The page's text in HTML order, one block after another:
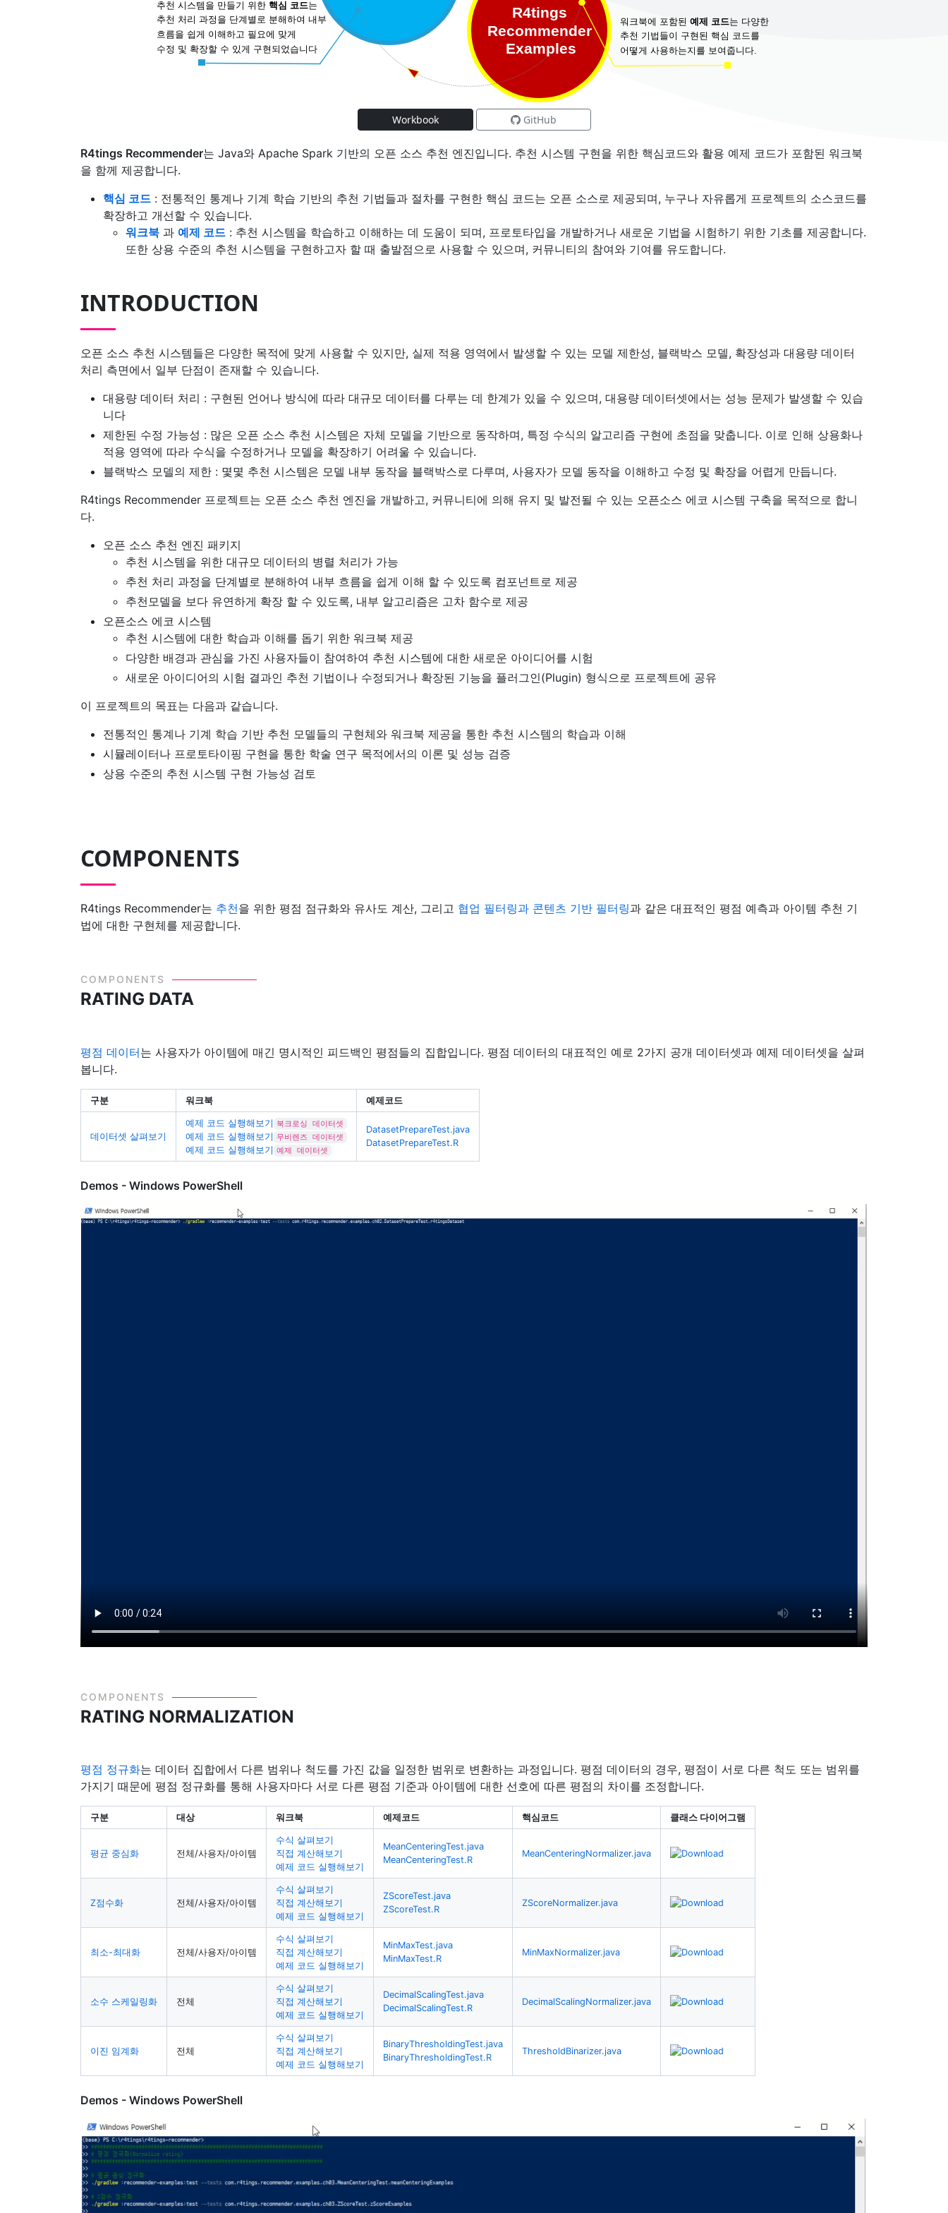
Workbook GitHub
R4tings Recommender는 Java와 Apache Spark 기반의 오픈 소스 추천 엔진입니다. 추천 시스템 구현을 위한 핵심코드와 활용 예제 코드가 포함된 워크북
을 함께 제공합니다.
핵심 코드 : 전통적인 통계나 기계 학습 기반의 추천 기법들과 절차를 구현한 핵심 코드는 오픈 소스로 제공되며, 누구나 자유롭게 프로젝트의 소스코드를
확장하고 개선할 수 있습니다.
워크북 과 예제 코드 : 추천 시스템을 학습하고 이해하는 데 도움이 되며, 프로토타입을 개발하거나 새로운 기법을 시험하기 위한 기초를 제공합니다.
또한 상용 수준의 추천 시스템을 구현하고자 할 때 출발점으로 사용할 수 있으며, 커뮤니티의 참여와 기여를 유도합니다.
INTRODUCTION
오픈 소스 추천 시스템들은 다양한 목적에 맞게 사용할 수 있지만, 실제 적용 영역에서 발생할 수 있는 모델 제한성, 블랙박스 모델, 확장성과 대용량 데이터
처리 측면에서 일부 단점이 존재할 수 있습니다.
대용량 데이터 처리 : 구현된 언어나 방식에 따라 대규모 데이터를 다루는 데 한계가 있을 수 있으며, 대용량 데이터셋에서는 성능 문제가 발생할 수 있습
니다
제한된 수정 가능성 : 많은 오픈 소스 추천 시스템은 자체 모델을 기반으로 동작하며, 특정 수식의 알고리즘 구현에 초점을 맞춥니다. 이로 인해 상용화나
적용 영역에 따라 수식을 수정하거나 모델을 확장하기 어려울 수 있습니다.
블랙박스 모델의 제한 : 몇몇 추천 시스템은 모델 내부 동작을 블랙박스로 다루며, 사용자가 모델 동작을 이해하고 수정 및 확장을 어렵게 만듭니다.
R4tings Recommender 프로젝트는 오픈 소스 추천 엔진을 개발하고, 커뮤니티에 의해 유지 및 발전될 수 있는 오픈소스 에코 시스템 구축을 목적으로 합니
다.
오픈 소스 추천 엔진 패키지
추천 시스템을 위한 대규모 데이터의 병렬 처리가 가능
추천 처리 과정을 단계별로 분해하여 내부 흐름을 쉽게 이해 할 수 있도록 컴포넌트로 제공
추천모델을 보다 유연하게 확장 할 수 있도록, 내부 알고리즘은 고차 함수로 제공
오픈소스 에코 시스템
추천 시스템에 대한 학습과 이해를 돕기 위한 워크북 제공
다양한 배경과 관심을 가진 사용자들이 참여하여 추천 시스템에 대한 새로운 아이디어를 시험
새로운 아이디어의 시험 결과인 추천 기법이나 수정되거나 확장된 기능을 플러그인(Plugin) 형식으로 프로젝트에 공유
이 프로젝트의 목표는 다음과 같습니다.
전통적인 통계나 기계 학습 기반 추천 모델들의 구현체와 워크북 제공을 통한 추천 시스템의 학습과 이해
시뮬레이터나 프로토타이핑 구현을 통한 학술 연구 목적에서의 이론 및 성능 검증
상용 수준의 추천 시스템 구현 가능성 검토
COMPONENTS
R4tings Recommender는 추천을 위한 평점 점규화와 유사도 계산, 그리고 협업 필터링과 콘텐츠 기반 필터링과 같은 대표적인 평점 예측과 아이템 추천 기
법에 대한 구현체를 제공합니다.
COMPONENTS
RATING DATA
평점 데이터는 사용자가 아이템에 매긴 명시적인 피드백인 평점들의 집합입니다. 평점 데이터의 대표적인 예로 2가지 공개 데이터셋과 예제 데이터셋을 살펴
봅니다.
구분 워크북 예제코드
데이터셋 살펴보기
예제 코드 실행해보기 북크로싱 데이터셋
예제 코드 실행해보기 무비렌즈 데이터셋
예제 코드 실행해보기 예제 데이터셋
DatasetPrepareTest.java
DatasetPrepareTest.R
Demos - Windows PowerShell
COMPONENTS
RATING NORMALIZATION
평점 정규화는 데이터 집합에서 다른 범위나 척도를 가진 값을 일정한 범위로 변환하는 과정입니다. 평점 데이터의 경우, 평점이 서로 다른 척도 또는 범위를
가지기 때문에 평점 정규화를 통해 사용자마다 서로 다른 평점 기준과 아이템에 대한 선호에 따른 평점의 차이를 조정합니다.
구분 대상 워크북 예제코드 핵심코드 클래스 다이어그램
평균 중심화 전체/사용자/아이템
수식 살펴보기
직접 계산해보기
예제 코드 실행해보기
MeanCenteringTest.java
MeanCenteringTest.R
MeanCenteringNormalizer.java
Z점수화 전체/사용자/아이템
수식 살펴보기
직접 계산해보기
예제 코드 실행해보기
ZScoreTest.java
ZScoreTest.R
ZScoreNormalizer.java
최소-최대화 전체/사용자/아이템
수식 살펴보기
직접 계산해보기
예제 코드 실행해보기
MinMaxTest.java
MinMaxTest.R
MinMaxNormalizer.java
소수 스케일링화 전체
수식 살펴보기
직접 계산해보기
예제 코드 실행해보기
DecimalScalingTest.java
DecimalScalingTest.R
DecimalScalingNormalizer.java
이진 임계화 전체
수식 살펴보기
직접 계산해보기
예제 코드 실행해보기
BinaryThresholdingTest.java
BinaryThresholdingTest.R
ThresholdBinarizer.java
Demos - Windows PowerShell